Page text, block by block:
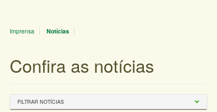
Imprensa Notícias
Confira as notícias
FILTRAR NOTÍCIAS